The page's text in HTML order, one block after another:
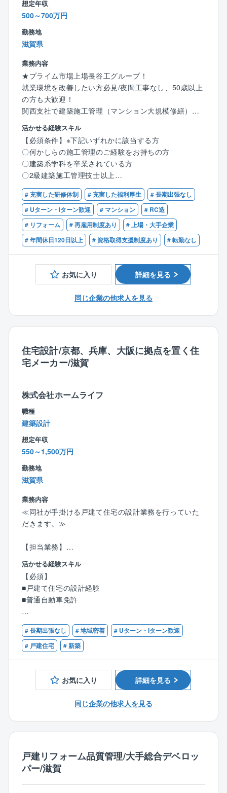
◇年休121日と働きやすい環境です。
◇福利厚生も充実しています。
※家族手当、住宅手当、資格手当、資格の講習学費サポ
ート、水曜ノー残業デー、時短勤務制度など
想定年収
500～700万円
勤務地
滋賀県
業務内容
★プライム市場上場長谷工グループ！
就業環境を改善したい方必見/夜間工事なし、50歳以上
の方も大歓迎！
関西支社で建築施工管理（マンション大規模修繕）の
募集です。
【業務詳細】
マンションの修繕工事の施工管理を担当していただき
ます。案件の9割は建築施工管理になります。
〇外壁改修/外構改修/エントランスホールの改修/屋上
防水の改修/給排水設備の改修/
電気設備の改修/バリアフリー改修 その他
※大規模修繕、内外装の総合リフォームは長谷工リフォ
ーム、管理は長谷工コミュニティと
グループ内で機能を分担しています。
【配属】
※配属支社は関西支社（大阪府大阪市中央区内本町二丁
目4番7号）であり、
メインで担当いただく工事エリアを滋賀県から60～90
〇施工現場に関しては通勤を配慮した上で決定致しま
す。
また、マンションの修繕工事の為、居住者にご迷惑を
お掛けしないためにも夕方には作業が終了します。
事務処理は現場近くのプレハブにて行いますが遅くま
で業務を行うと居住者の印象を悪くする為、
残業時間も30時間程度と働きやすい環境になっており
ます。
パソコンに関しては20時にシャットダウンされ、シャ
ットダウン時間のデータから
でおります。
基本的には公共交通機関を使用し現場への直行直帰で
すが、月に2~3回程度支店にて
事務処理や会議等に出席頂く事があります。
【魅力】
〇住民の方との密なコミュニケーションを取る仕事と
なるため、大変な面もありますが、
マンションをより住みやすく、より長く住み続けられ
るようにする仕事になるため、
住民の方からの喜ばれたり感謝の言葉をいただく場面
も多く、やりがいを感じられるお仕事です。
〇施工にあたっては、居住者の方々から構成される管
理組合、修繕委員会とのやりとりが多いです。
〇工期は6ヶ月程度の案件が多く、1億円前後の規模を
ご担当頂く事が多くなります。
また、案件に関しては長谷工グループの管理している
物件が4割、
残り6割はグループ外の企業からの案件になります。
【資格取得とOJTは全社一丸】
施工管理技術者としてキャリアアップしたい方には
ピッタリ。
【技術力へのこだわり】
活かせる経験スキル
【必須条件】※下記いずれかに該当する方
〇何かしらの施工管理のご経験をお持ちの方
〇建築系学科を卒業されている方
〇2級建築施工管理技士以上
【歓迎条件】
〇1級/2級建築施工管理技士（40歳以上は1級必須）
# 充実した研修体制 # 充実した福利厚生
# 長期出張なし
# Uターン・Iターン歓迎
# マンション
# RC造
# リフォーム
# 再雇用制度あり
# 上場・大手企業
# 年間休日120日以上
# 資格取得支援制度あり # 転勤なし
お気に入り 詳細を見る
同じ企業の他求人を見る
住宅設計/京都、兵庫、大阪に拠点を置く住
宅メーカー/滋賀
株式会社ホームライフ
職種
建築設計
想定年収
550～1,500万円
勤務地
滋賀県
業務内容
≪同社が手掛ける戸建て住宅の設計業務を行っていた
だきます。≫
【担当業務】
●ヒアリング同席
●お客様のご要望の図面化
●仕様打合せ（インテリアコーディネート等）
●外部デザイナーと共に最適なプランを提示
●見積り計算
●材料の発注
●下見、現地調査 等
※打ち合わせは基本的に対面で行います。
1週間あたりの打ち合わせ件数は4～6件です。
■チーム／組織構成
設計部には29名が在籍。このうち、意匠設計が21名。
残る8名が構造計算や確認申請を担当しています。
利用するツール、ソフト等
■JWCAD（構造計算や申請で用います）
※スキルをお持ちの方はお給料にもプラスに反映しま
活かせる経験スキル
【必須】
■戸建て住宅の設計経験
■普通自動車免許
【歓迎】
■建築士資格
■インテリアコーディネーター
# 長期出張なし # 地域密着
# Uターン・Iターン歓迎
# 戸建住宅
# 新築
お気に入り 詳細を見る
同じ企業の他求人を見る
戸建リフォーム品質管理/大手総合デベロッ
パー/滋賀